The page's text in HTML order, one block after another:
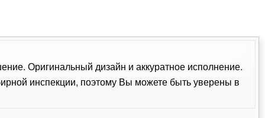
Оригинальный дизайн и аккуратное исполнение.
инспекции, поэтому Вы можете быть уверены в